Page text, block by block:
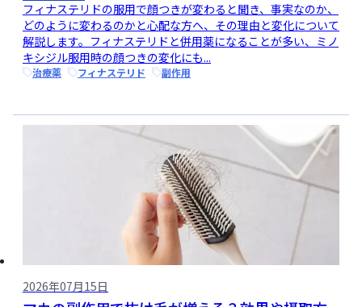
フィナステリドの服用で顔つきが変わると聞き、事実なのか、
どのように変わるのかと心配な方へ、その理由と変化について
解説します。フィナステリドと併用薬になることが多い、ミノ
キシジル服用時の顔つきの変化にも...
治療薬 フィナステリド 副作用
2026年07月15日